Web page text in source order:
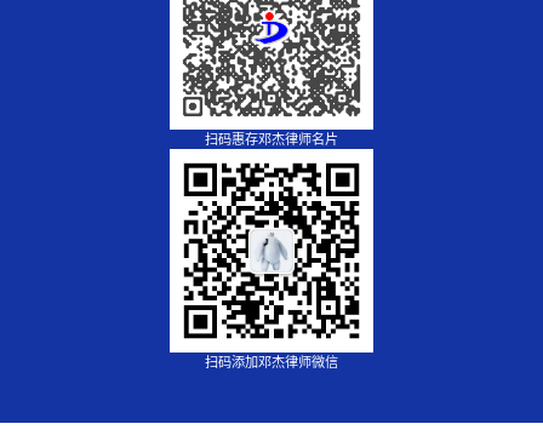
扫码惠存邓杰律师名片
扫码添加邓杰律师微信